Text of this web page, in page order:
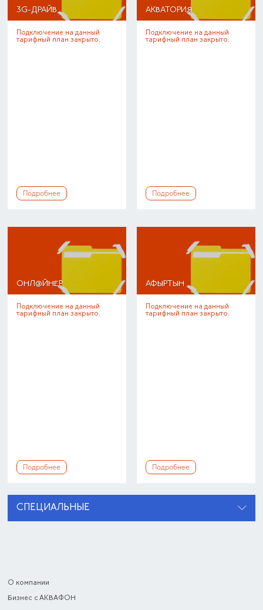
3G-ДРАЙВ
Подключение на данный
тарифный план закрыто.
Подробнее
АКВАТОРИЯ
Подключение на данный
тарифный план закрыто.
Подробнее
ОНЛ@ЙНЕР
Подключение на данный
тарифный план закрыто.
Подробнее
АФЫРТЫН
Подключение на данный
тарифный план закрыто.
Подробнее
СПЕЦИАЛЬНЫЕ
О компании
Бизнес с АКВАФОН